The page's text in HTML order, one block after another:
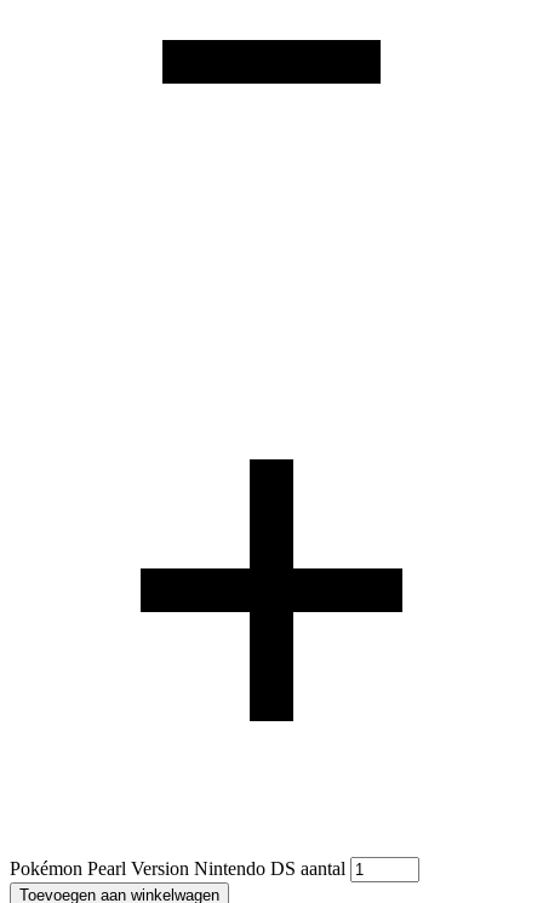
Pokémon Pearl Version Nintendo DS aantal
Toevoegen aan winkelwagen